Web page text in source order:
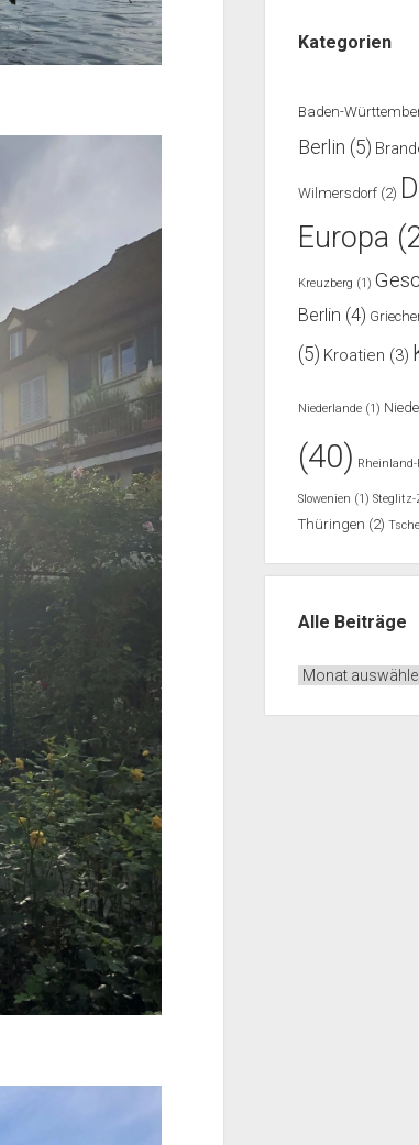
Kategorien
Baden-
Berlin (5)
Wilmersdorf (2)
Europa
Kreuzberg (1)
Berlin (4)
(5) Kroatien (3)
Niederlande (1)
(40)
Slowenien (1)
Thüringen (2)
Alle Beiträge
Alle